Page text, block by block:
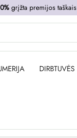
grįžta premijos taškais
DIRBTUVĖS